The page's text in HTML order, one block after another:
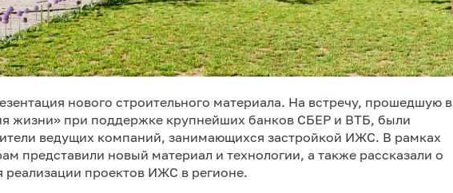
нового строительного материала. На встречу, прошедшую в
жизни» при поддержке крупнейших банков СБЕР и ВТБ, были
ведущих компаний, занимающихся застройкой ИЖС. В рамках
представили новый материал и технологии, а также рассказали о
реализации проектов ИЖС в регионе.